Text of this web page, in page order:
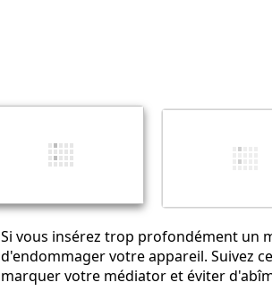
Si vous insérez trop profondément un
d'endommager votre appareil. Suivez
marquer votre médiator et éviter